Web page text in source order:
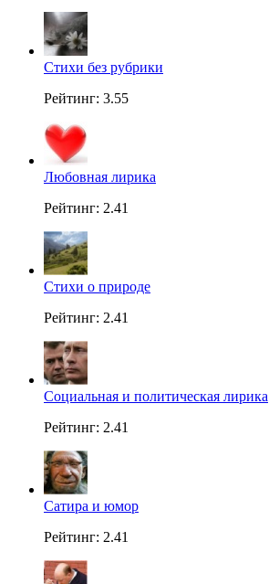
Стихи без рубрики
Рейтинг: 3.55
Любовная лирика
Рейтинг: 2.41
Стихи о природе
Рейтинг: 2.41
Социальная и политическая лирика
Рейтинг: 2.41
Сатира и юмор
Рейтинг: 2.41